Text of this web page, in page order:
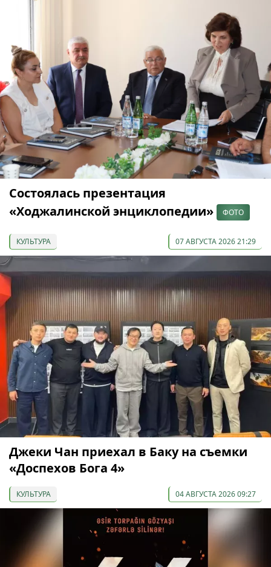
Состоялась презентация
«Ходжалинской энциклопедии»
ФОТО
КУЛЬТУРА 07 АВГУСТА 2026 21:29
Джеки Чан приехал в Баку на съемки
«Доспехов Бога 4»
КУЛЬТУРА 04 АВГУСТА 2026 09:27